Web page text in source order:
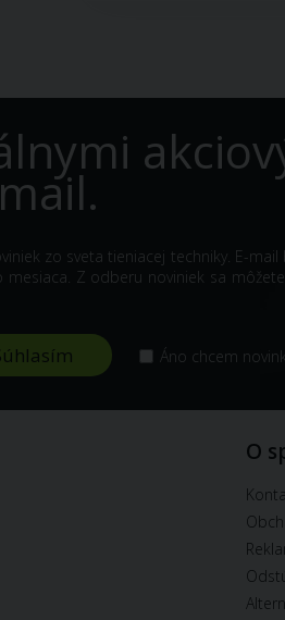
zo sveta tieniacej techniky. E-
Z odberu noviniek sa
Áno chcem
O